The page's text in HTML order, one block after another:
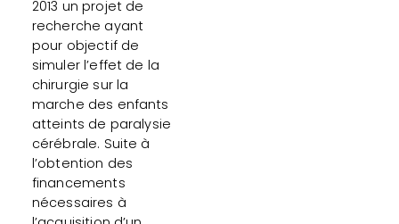
2013 un projet de
recherche ayant
pour objectif de
simuler l’effet de la
chirurgie sur la
marche des enfants
atteints de paralysie
cérébrale. Suite à
l’obtention des
financements
nécessaires à